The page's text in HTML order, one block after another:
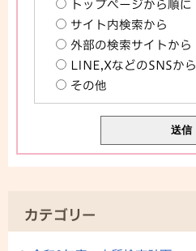
トップページから順に
サイト内検索から
外部の検索サイトから
LINE,XなどのSNSから
その他
カテゴリー